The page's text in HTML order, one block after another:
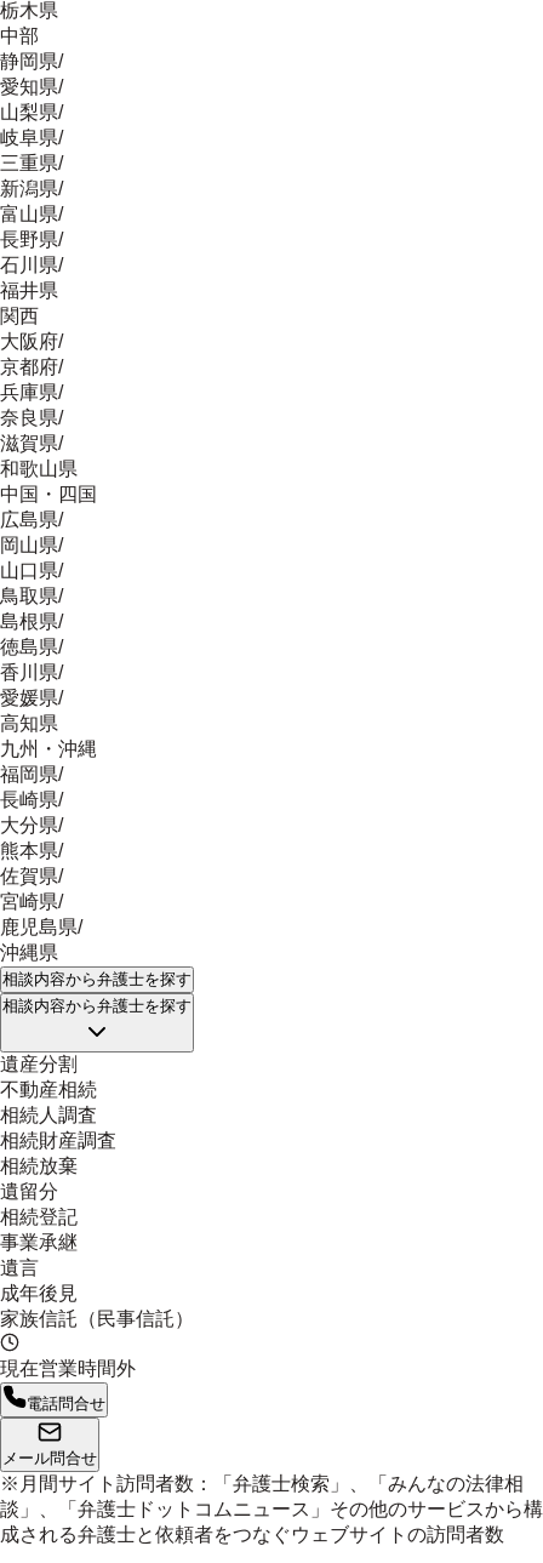
栃木県
中部
静岡県/
愛知県/
山梨県/
岐阜県/
三重県/
新潟県/
富山県/
長野県/
石川県/
福井県
関西
大阪府/
京都府/
兵庫県/
奈良県/
滋賀県/
和歌山県
中国・四国
広島県/
岡山県/
山口県/
鳥取県/
島根県/
徳島県/
香川県/
愛媛県/
高知県
九州・沖縄
福岡県/
長崎県/
大分県/
熊本県/
佐賀県/
宮崎県/
鹿児島県/
沖縄県
相談内容から弁護士を探す
相談内容から弁護士を探す
遺産分割
不動産相続
相続人調査
相続財産調査
相続放棄
遺留分
相続登記
事業承継
遺言
成年後見
家族信託（民事信託）
現在営業時間外
電話問合せ
メール問合せ
※月間サイト訪問者数：「弁護士検索」、「みんなの法律相
談」、「弁護士ドットコムニュース」その他のサービスから構
成される弁護士と依頼者をつなぐウェブサイトの訪問者数